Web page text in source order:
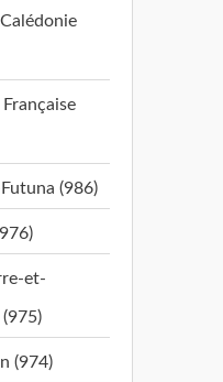
(986)
et-
(974)